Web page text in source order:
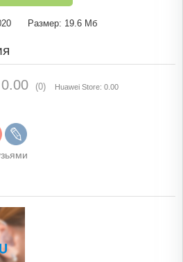
Размер: 19.6 Мб
0.00 (0) Huawei Store: 0.00